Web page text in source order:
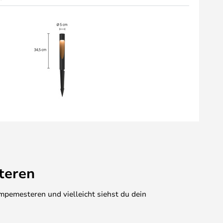
und vielleicht siehst du dein